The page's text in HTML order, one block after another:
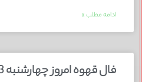
ادامه مطلب »
فال قهوه امروز چهارشنبه 3 دی 1404